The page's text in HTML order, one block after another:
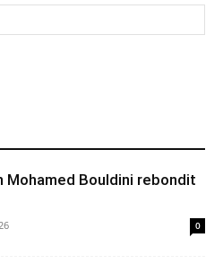
Mohamed Bouldini rebondit
0